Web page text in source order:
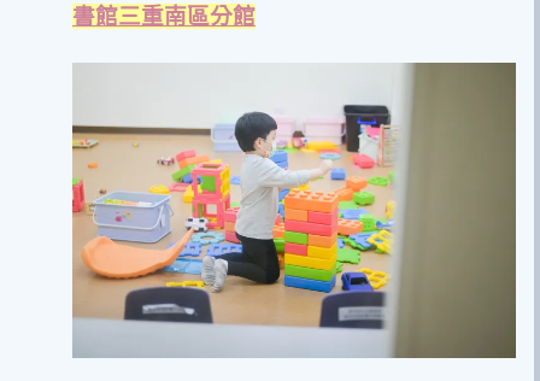
書館三重南區分館